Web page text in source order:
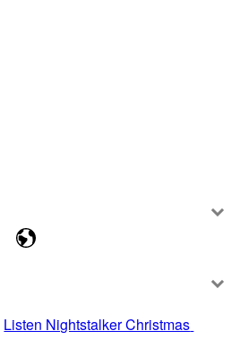
Listen Nightstalker Christmas